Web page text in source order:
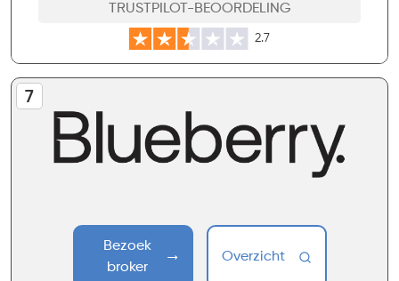
TRUSTPILOT-BEOORDELING
2.7
Bezoek
broker
Overzicht